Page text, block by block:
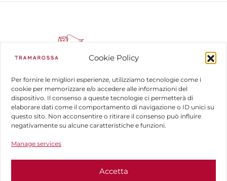
Cookie Policy
Per fornire le migliori esperienze, utilizziamo tecnologie come i
cookie per memorizzare e/o accedere alle informazioni del
dispositivo. Il consenso a queste tecnologie ci permetterà di
elaborare dati come il comportamento di navigazione o ID unici su
questo sito. Non acconsentire o ritirare il consenso può influire
negativamente su alcune caratteristiche e funzioni.
Manage services
Accetta
COMPANY
HELP